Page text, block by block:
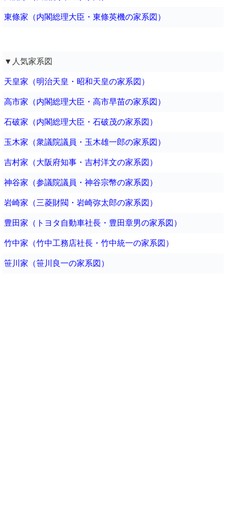
東條家（内閣総理大臣・東條英機の家系図）
▼人気家系図
天皇家（明治天皇・昭和天皇の家系図）
高市家（内閣総理大臣・高市早苗の家系図）
石破家（内閣総理大臣・石破茂の家系図）
玉木家（衆議院議員・玉木雄一郎の家系図）
吉村家（大阪府知事・吉村洋文の家系図）
神谷家（参議院議員・神谷宗幣の家系図）
岩崎家（三菱財閥・岩崎弥太郎の家系図）
豊田家（トヨタ自動車社長・豊田章男の家系図）
竹中家（竹中工務店社長・竹中統一の家系図）
笹川家（笹川良一の家系図）